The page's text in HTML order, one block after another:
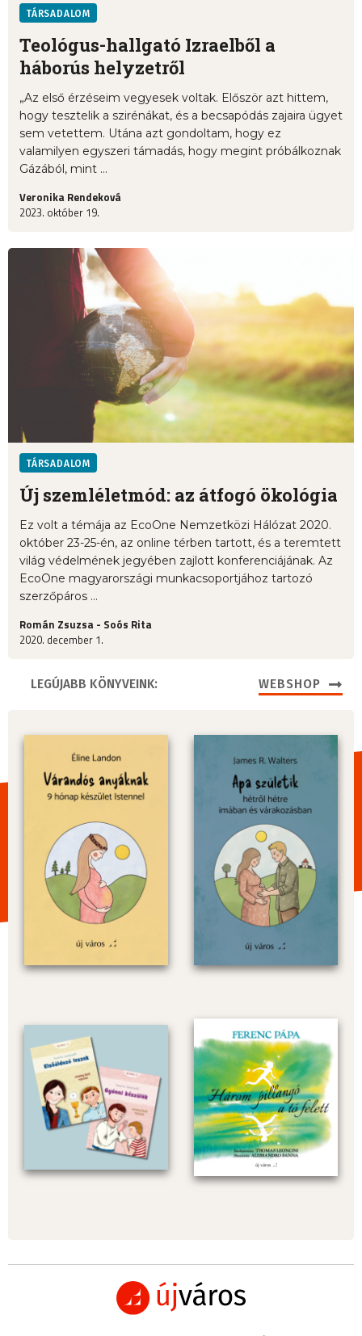
TÁRSADALOM
Teológus-hallgató Izraelből a
háborús helyzetről
„Az első érzéseim vegyesek voltak. Először azt hittem,
hogy tesztelik a szirénákat, és a becsapódás zajaira ügyet
sem vetettem. Utána azt gondoltam, hogy ez
valamilyen egyszeri támadás, hogy megint próbálkoznak
Gázából, mint ...
Veronika Rendeková
2023. október 19.
TÁRSADALOM
Új szemléletmód: az átfogó ökológia
Ez volt a témája az EcoOne Nemzetközi Hálózat 2020.
október 23-25-én, az online térben tartott, és a teremtett
világ védelmének jegyében zajlott konferenciájának. Az
EcoOne magyarországi munkacsoportjához tartozó
szerzőpáros ...
Román Zsuzsa - Soós Rita
2020. december 1.
LEGÚJABB KÖNYVEINK: WEBSHOP